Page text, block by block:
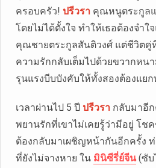
ครอบครัว! ปรีวรา คุณหนูตระกูล
โดยไม่ได้ตั้งใจ ทำให้เธอต้องจำใ
คุณชายตระกูลสันติวงศ์ แต่ชีวิตคู่
ความรักกลับเต็มไปด้วยขวากหน
รุนแรงบีบบังคับให้ทั้งสองต้องแยก
เวลาผ่านไป 5 ปี ปรีวรา กลับมาอีก
พยานรักที่เขาไม่เคยรู้ว่ามีอยู่ โช
ต้องกลับมาเผชิญหน้ากันอีกครั้ง
ที่ยังไม่จางหาย ใน มินิซีรี่ย์จีน(ซับ